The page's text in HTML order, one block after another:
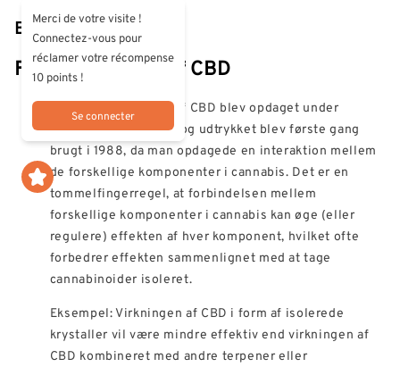
Bogstav: E
Følgevirkningen af CBD
Entourage-effekten af CBD blev opdaget under
forskning i cannabis, og udtrykket blev første gang
brugt i 1988, da man opdagede en interaktion mellem
de forskellige komponenter i cannabis. Det er en
tommelfingerregel, at forbindelsen mellem
forskellige komponenter i cannabis kan øge (eller
regulere) effekten af hver komponent, hvilket ofte
forbedrer effekten sammenlignet med at tage
cannabinoider isoleret.
Eksempel: Virkningen af CBD i form af isolerede
krystaller vil være mindre effektiv end virkningen af
CBD kombineret med andre terpener eller
Merci de votre visite !
Connectez-vous pour
réclamer votre récompense
10 points !
Se connecter